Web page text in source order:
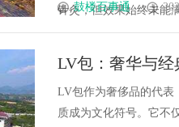
针灸，但效果始终未能
鼓楼百事通
LV包：奢华与
LV包作为奢侈品的代表
质成为文化符号。它不